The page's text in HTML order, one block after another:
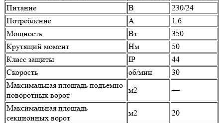
Питание
В
230/24
Потребление
А
1.6
Мощность
Вт
350
Крутящий момент
Нм
50
Класс защиты
IP
44
Скорость
об/мин
30
Максимальная площадь подъемно-
поворотных ворот
м2
—
Максимальная площадь
секционных ворот
м2
20